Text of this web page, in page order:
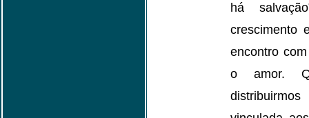
há
crescimento
encontro
o amor.